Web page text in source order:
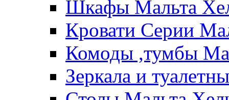
Шкафы Мальта
Кровати Серии
Комоды ,тумбы
Зеркала и